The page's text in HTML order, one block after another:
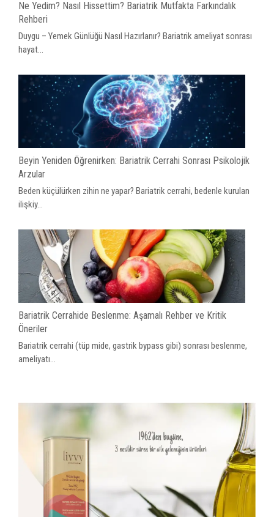
Ne Yedim? Nasıl Hissettim? Bariatrik Mutfakta Farkındalık
Rehberi
Duygu – Yemek Günlüğü Nasıl Hazırlanır? Bariatrik ameliyat sonrası
hayat...
Beyin Yeniden Öğrenirken: Bariatrik Cerrahi Sonrası Psikolojik
Arzular
Beden küçülürken zihin ne yapar? Bariatrik cerrahi, bedenle kurulan
ilişkiy...
Bariatrik Cerrahide Beslenme: Aşamalı Rehber ve Kritik
Öneriler
Bariatrik cerrahi (tüp mide, gastrik bypass gibi) sonrası beslenme,
ameliyatı...